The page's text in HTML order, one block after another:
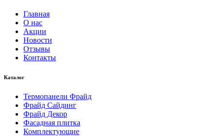
Главная
О нас
Акции
Новости
Отзывы
Контакты
Каталог
Термопанели Фрайд
Фрайд Сайдинг
Фрайд Декор
Фасадная плитка
Комплектующие